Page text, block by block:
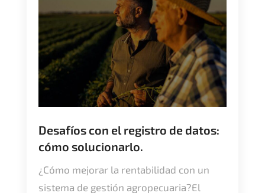
Desafíos con el registro de datos:
cómo solucionarlo.
¿Cómo mejorar la rentabilidad con un
sistema de gestión agropecuaria?El